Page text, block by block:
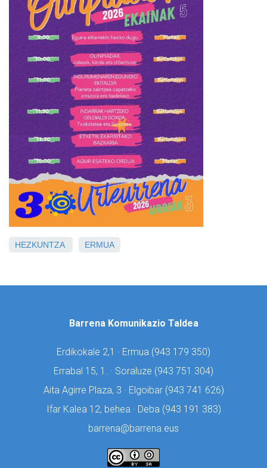
HEZKUNTZA ERMUA
Barrena Komunikazio Taldea
Erdikokale 2,1 · Ermua (943 179 350)
Errabal 15, 1. · Soraluze (943 751 304)
Aita Agirre Plaza, 3 · Elgoibar (943 741 626)
Ifar Kalea 12, behea · Deba (943 191 383)
barrena@barrena.eus